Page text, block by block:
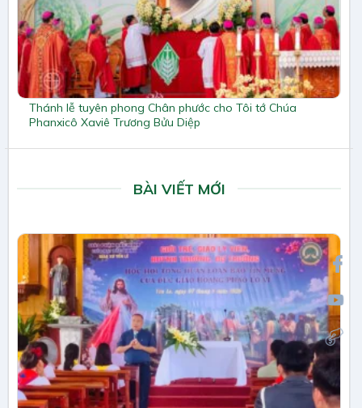
Thánh lễ tuyên phong Chân phước cho Tôi tớ Chúa
Phanxicô Xaviê Trương Bửu Diệp
BÀI VIẾT MỚI